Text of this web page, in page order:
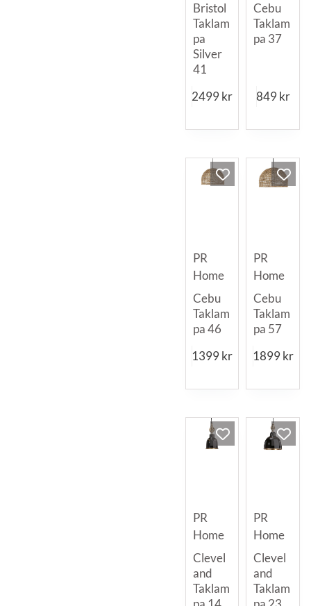
Bristol
Taklam
pa
Silver
41
2499kr
Cebu
Taklam
pa 37
849kr
PR
Home
Cebu
Taklam
pa 46
1399kr
PR
Home
Cebu
Taklam
pa 57
1899kr
PR
Home
Clevel
and
Taklam
PR
Home
Clevel
and
Taklam